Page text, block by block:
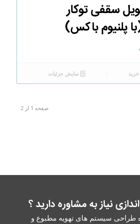
سقفی توکار
نمایش جزئیات
صفحه 1 از 2
نیاز به مشاوره دارید ؟
طراحی سیستم های تهویه مطبوع و